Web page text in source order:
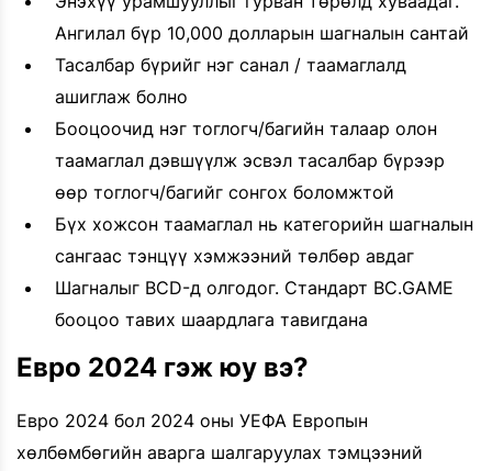
Ангилал бүр 10,000 долларын шагналын сантай
Тасалбар бүрийг нэг санал / таамаглалд
ашиглаж болно
Бооцоочид нэг тоглогч/багийн талаар олон
таамаглал дэвшүүлж эсвэл тасалбар бүрээр
өөр тоглогч/багийг сонгох боломжтой
Бүх хожсон таамаглал нь категорийн шагналын
сангаас тэнцүү хэмжээний төлбөр авдаг
Шагналыг BCD-д олгодог. Стандарт BC.GAME
бооцоо тавих шаардлага тавигдана
Евро 2024 гэж юу вэ?
Евро 2024 бол 2024 оны УЕФА Европын
хөлбөмбөгийн аварга шалгаруулах тэмцээний